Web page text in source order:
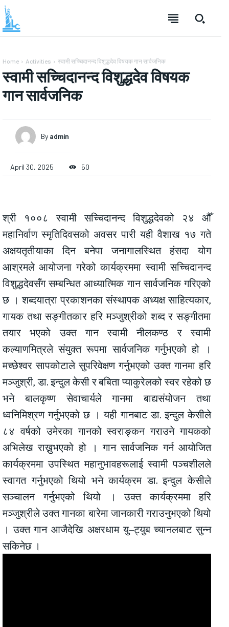
Home Activities स्वामी सच्चिदानन्द विशुद्धदेव विषयक गान सार्वजनिक
स्वामी सच्चिदानन्द विशुद्धदेव विषयक
गान सार्वजनिक
By admin
April 30, 2025 50
श्री १००८ स्वामी सच्चिदानन्द विशुद्धदेवको २४ औँ
महानिर्वाण स्मृतिदिवसको अवसर पारी यही वैशाख १७ गते
अक्षयतृतीयाका दिन बनेपा जनागालस्थित हंसदा योग
आश्रमले आयोजना गरेको कार्यक्रममा स्वामी सच्चिदानन्द
विशुद्धदेवसँग सम्बन्धित आध्यात्मिक गान सार्वजनिक गरिएको
छ । शब्दयात्रा प्रकाशनका संस्थापक अध्यक्ष साहित्यकार,
गायक तथा सङ्गीतकार हरि मञ्जुश्रीको शब्द र सङ्गीतमा
तयार भएको उक्त गान स्वामी नीलकण्ठ र स्वामी
कल्याणमित्रले संयुक्त रूपमा सार्वजनिक गर्नुभएको हो ।
मच्छेश्वर सापकोटाले सुपरिवेक्षण गर्नुभएको उक्त गानमा हरि
मञ्जुश्री, डा. इन्दुल केसी र बबिता प्याकुरेलको स्वर रहेको छ
भने बालकृष्ण सेवाचार्यले गानमा बाद्यसंयोजन तथा
ध्वनिमिश्रण गर्नुभएको छ । यही गानबाट डा. इन्दुल केसीले
८४ वर्षको उमेरका गानको स्वराङ्कन गराउने गायकको
अभिलेख राख्नुभएको हो । गान सार्वजनिक गर्न आयोजित
कार्यक्रममा उपस्थित महानुभावहरूलाई स्वामी पञ्चशीलले
स्वागत गर्नुभएको थियो भने कार्यक्रम डा. इन्दुल केसीले
सञ्चालन गर्नुभएको थियो । उक्त कार्यक्रममा हरि
मञ्जुश्रीले उक्त गानका बारेमा जानकारी गराउनुभएको थियो
। उक्त गान आजैदेखि अक्षरधाम यु–ट्युब च्यानलबाट सुन्न
सकिनेछ ।